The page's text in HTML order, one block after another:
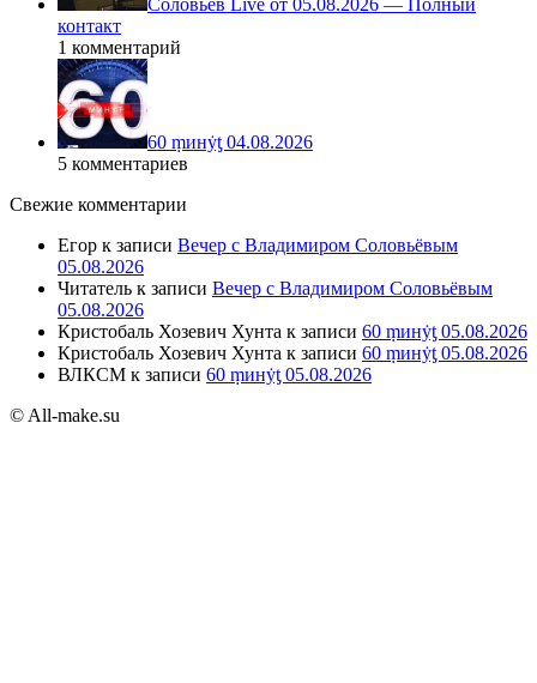
контакт
1 комментарий
60 ṃинẏƫ 04.08.2026
5 комментариев
Свежие комментарии
Егор к записи Вечер с Владимиром Соловьёвым
05.08.2026
Читатель к записи Вечер с Владимиром Соловьёвым
05.08.2026
Кристобаль Хозевич Хунта к записи 60 ṃинẏƫ 05.08.2026
Кристобаль Хозевич Хунта к записи 60 ṃинẏƫ 05.08.2026
ВЛКСМ к записи 60 ṃинẏƫ 05.08.2026
© All-make.su